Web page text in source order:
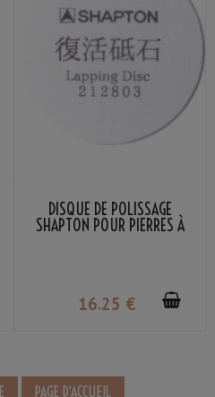
DISQUE DE POLISSAGE
SHAPTON POUR PIERRES À
16.25 €